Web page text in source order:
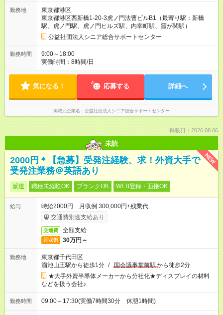
の長さ：3ヶ月 雇用形態、給与は本採用時と同じです。
勤務地
東京都港区
東京都港区西新橋1-20-3虎ノ門法曹ビルB1（最寄り駅：新橋
駅、虎ノ門駅、虎ノ門ヒルズ駅、内幸町駅、霞が関駅）
公益社団法人シニア総合サポートセンター
勤務時間
9:00～18:00
実働時間：8時間/日
気になる！ 応募する 詳細へ
掲載元企業名 公益社団法人シニア総合サポートセンター
掲載日：2026.08.06
未読
NEW
2000円＊【急募】受発注経験、求！外資大手で
受発注業務＠英語あり
派遣 職種未経験OK ブランクOK WEB登録・面接OK
給与
時給2000円 月収例 300,000円+残業代
交通費別途支給あり
交通費 全額支給
月収例 30万円～
勤務地
東京都千代田区
溜池山王駅から徒歩1分 / 国会議事堂前駅から徒歩2分
★大手外資半導体メーカーから分社化★ディスプレイの材料
などを扱う会社♪
勤務時間 09:00～17:30(実働7時間30分 休憩1時間)